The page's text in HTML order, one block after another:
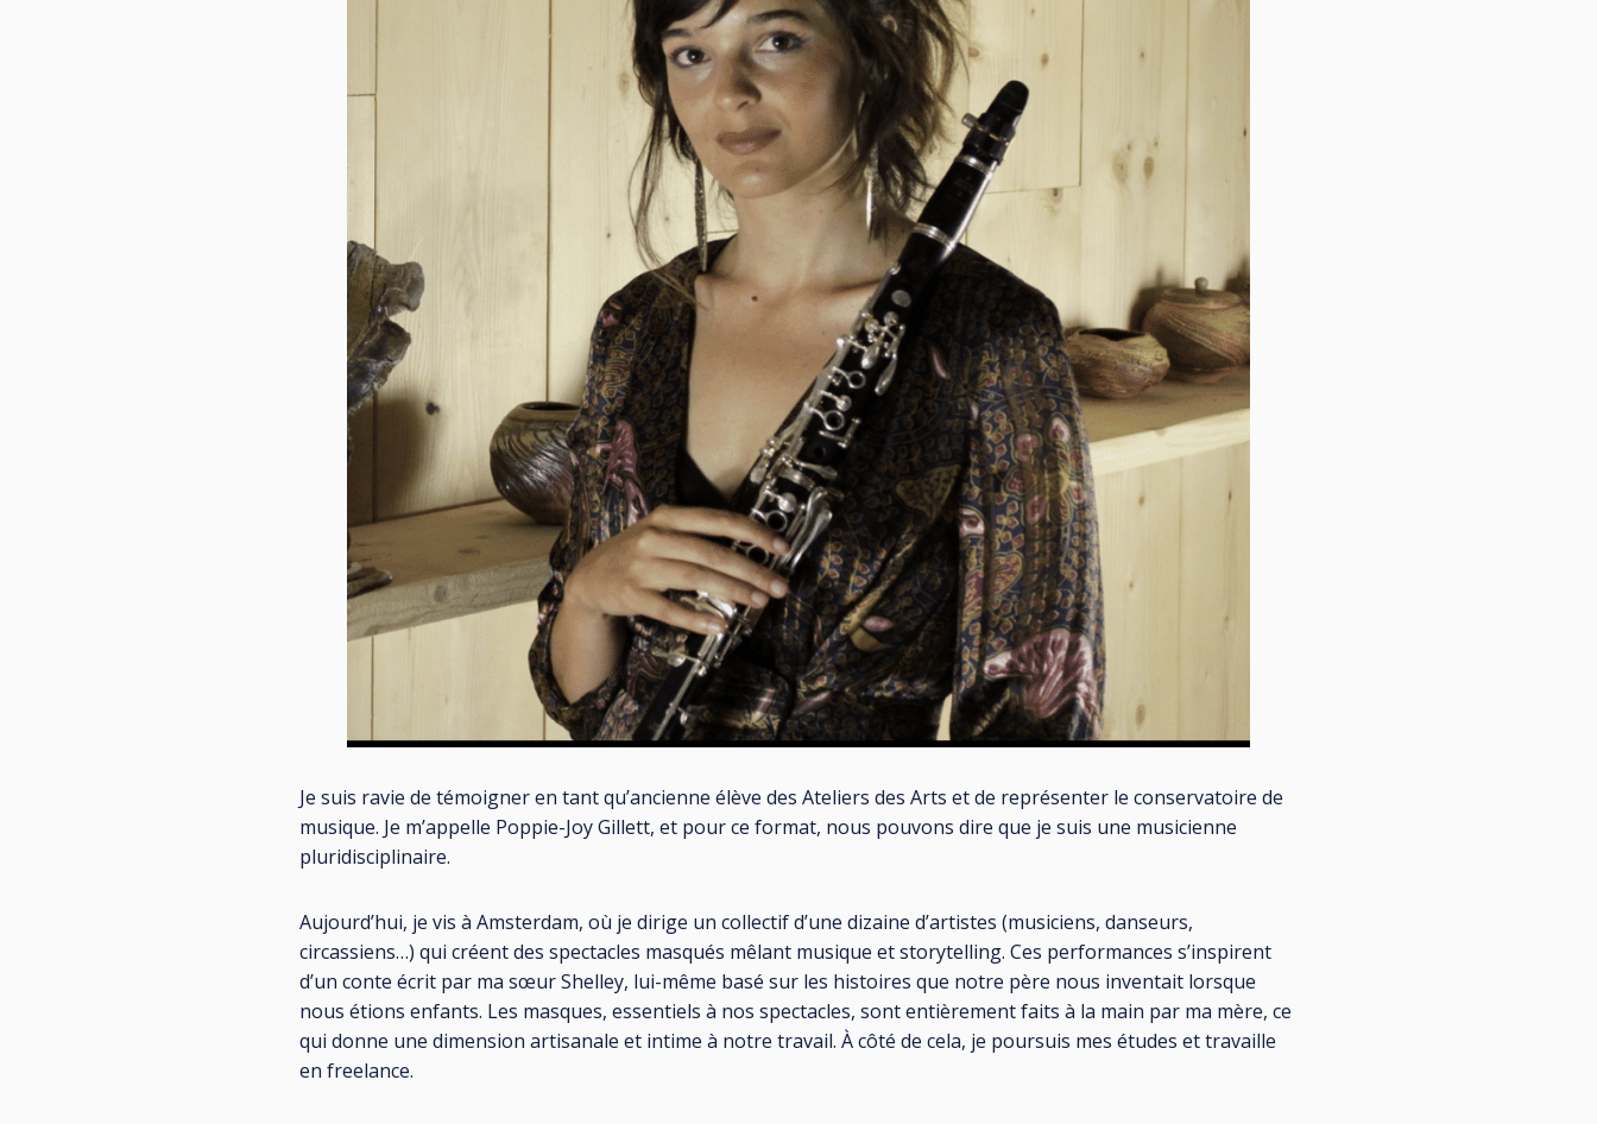
Je suis ravie de témoigner en tant qu’ancienne élève des Ateliers des Arts et de représenter le conservatoire de
musique. Je m’appelle Poppie-Joy Gillett, et pour ce format, nous pouvons dire que je suis une musicienne
pluridisciplinaire.
Aujourd’hui, je vis à Amsterdam, où je dirige un collectif d’une dizaine d’artistes (musiciens, danseurs,
circassiens…) qui créent des spectacles masqués mêlant musique et storytelling. Ces performances s’inspirent
d’un conte écrit par ma sœur Shelley, lui-même basé sur les histoires que notre père nous inventait lorsque
nous étions enfants. Les masques, essentiels à nos spectacles, sont entièrement faits à la main par ma mère, ce
qui donne une dimension artisanale et intime à notre travail. À côté de cela, je poursuis mes études et travaille
en freelance.